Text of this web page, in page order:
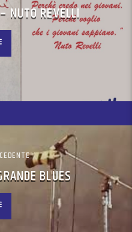
NUTO REVELLI
BLUES